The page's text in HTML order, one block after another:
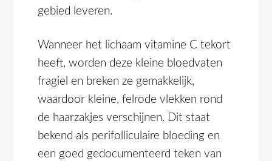
gebied leveren.
Wanneer het lichaam vitamine C tekort
heeft, worden deze kleine bloedvaten
fragiel en breken ze gemakkelijk,
waardoor kleine, felrode vlekken rond
de haarzakjes verschijnen. Dit staat
bekend als perifolliculaire bloeding en
een goed gedocumenteerd teken van